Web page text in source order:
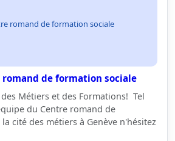
romand de formation sociale
de formation sociale
Métiers et des Formations! Tel
du Centre romand de
cité des métiers à Genève n'hésitez